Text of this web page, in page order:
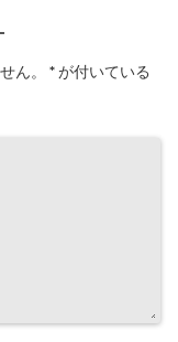
ん。 *が付いている